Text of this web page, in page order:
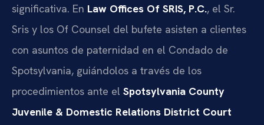
significativa. En Law Offices Of SRIS, P.C., el Sr.
Sris y los Of Counsel del bufete asisten a clientes
con asuntos de paternidad en el Condado de
Spotsylvania, guiándolos a través de los
procedimientos ante el Spotsylvania County
Juvenile & Domestic Relations District Court